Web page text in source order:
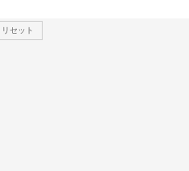
リセット